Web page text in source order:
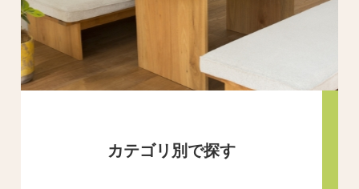
カテゴリ別で探す